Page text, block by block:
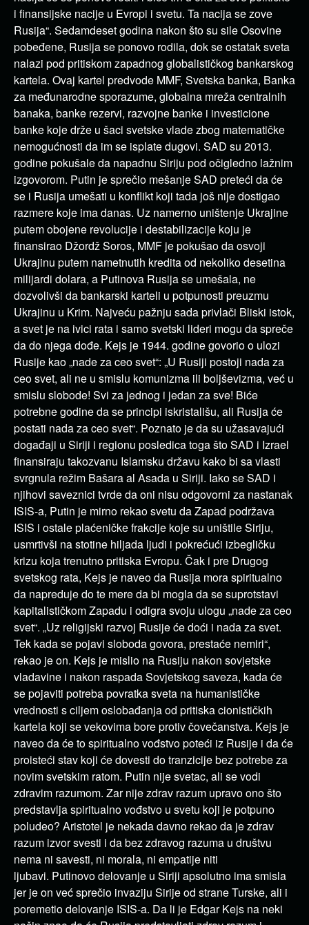
i finansijske nacije u Evropi i svetu. Ta nacija se zove
Rusija“. Sedamdeset godina nakon što su sile Osovine
pobeđene, Rusija se ponovo rodila, dok se ostatak sveta
nalazi pod pritiskom zapadnog globalističkog bankarskog
kartela. Ovaj kartel predvode MMF, Svetska banka, Banka
za međunarodne sporazume, globalna mreža centralnih
banaka, banke rezervi, razvojne banke i investicione
banke koje drže u šaci svetske vlade zbog matematičke
nemogućnosti da im se isplate dugovi. SAD su 2013.
godine pokušale da napadnu Siriju pod očigledno lažnim
izgovorom. Putin je sprečio mešanje SAD preteći da će
se i Rusija umešati u konflikt koji tada još nije dostigao
razmere koje ima danas. Uz namerno uništenje Ukrajine
putem obojene revolucije i destabilizacije koju je
finansirao Džordž Soros, MMF je pokušao da osvoji
Ukrajinu putem nametnutih kredita od nekoliko desetina
milijardi dolara, a Putinova Rusija se umešala, ne
dozvolivši da bankarski karteli u potpunosti preuzmu
Ukrajinu u Krim. Najveću pažnju sada privlači Bliski istok,
a svet je na ivici rata i samo svetski lideri mogu da spreče
da do njega dođe. Kejs je 1944. godine govorio o ulozi
Rusije kao „nade za ceo svet“: „U Rusiji postoji nada za
ceo svet, ali ne u smislu komunizma ili boljševizma, već u
smislu slobode! Svi za jednog i jedan za sve! Biće
potrebne godine da se principi iskristališu, ali Rusija će
postati nada za ceo svet“. Poznato je da su užasavajući
događaji u Siriji i regionu posledica toga što SAD i Izrael
finansiraju takozvanu Islamsku državu kako bi sa vlasti
svrgnula režim Bašara al Asada u Siriji. Iako se SAD i
njihovi saveznici tvrde da oni nisu odgovorni za nastanak
ISIS-a, Putin je mirno rekao svetu da Zapad podržava
ISIS i ostale plaćeničke frakcije koje su uništile Siriju,
usmrtivši na stotine hiljada ljudi i pokrećući izbegličku
krizu koja trenutno pritiska Evropu. Čak i pre Drugog
svetskog rata, Kejs je naveo da Rusija mora spiritualno
da napreduje do te mere da bi mogla da se suprotstavi
kapitalističkom Zapadu i odigra svoju ulogu „nade za ceo
svet“. „Uz religijski razvoj Rusije će doći i nada za svet.
Tek kada se pojavi sloboda govora, prestaće nemiri“,
rekao je on. Kejs je mislio na Rusiju nakon sovjetske
vladavine i nakon raspada Sovjetskog saveza, kada će
se pojaviti potreba povratka sveta na humanističke
vrednosti s ciljem oslobađanja od pritiska cionističkih
kartela koji se vekovima bore protiv čovečanstva. Kejs je
naveo da će to spiritualno vođstvo poteći iz Rusije i da će
proisteći stav koji će dovesti do tranzicije bez potrebe za
novim svetskim ratom. Putin nije svetac, ali se vodi
zdravim razumom. Zar nije zdrav razum upravo ono što
predstavlja spiritualno vođstvo u svetu koji je potpuno
poludeo? Aristotel je nekada davno rekao da je zdrav
razum izvor svesti i da bez zdravog razuma u društvu
nema ni savesti, ni morala, ni empatije niti
ljubavi. Putinovo delovanje u Siriji apsolutno ima smisla
jer je on već sprečio invaziju Sirije od strane Turske, ali i
poremetio delovanje ISIS-a. Da li je Edgar Kejs na neki